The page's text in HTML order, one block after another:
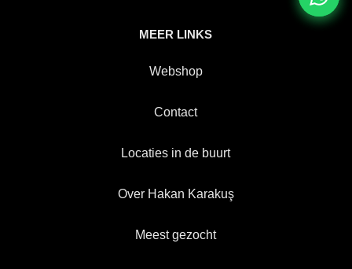
MEER LINKS
Webshop
Contact
Locaties in de buurt
Over Hakan Karakuş
Meest gezocht